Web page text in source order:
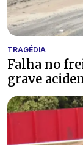
TRAGÉDIA
Falha no
grave